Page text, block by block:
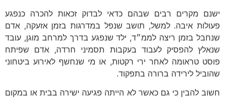
ישנם מקרים רבים שבהם כדאי לבדוק זכאות להכרה כנפגע
פעולות איבה. למשל, תושב שנפל במדרגות בזמן אזעקה, אדם
שנחבל בזמן ריצה לממ״ד, ילד שנפגע בדרך למרחב מוגן, עובד
שנאלץ להפסיק לעבוד בעקבות תסמיני חרדה, אדם שפיתח
פוסט טראומה לאחר ירי רקטות, או מי שנחשף לאירוע ביטחוני
שהוביל לירידה ברורה בתפקוד.
חשוב להבין כי גם כאשר לא הייתה פגיעה ישירה בבית או במקום